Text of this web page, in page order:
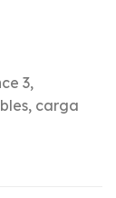
3,
carga